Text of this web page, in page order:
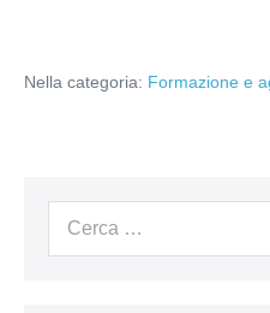
Nella categoria: Formazione e
Cerca